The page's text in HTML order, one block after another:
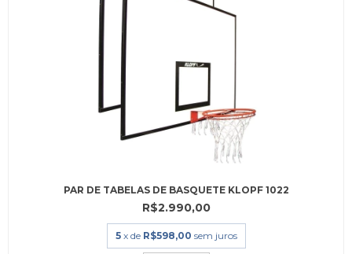
PAR DE TABELAS DE BASQUETE KLOPF 1022
R$2.990,00
5 x de R$598,00 sem juros